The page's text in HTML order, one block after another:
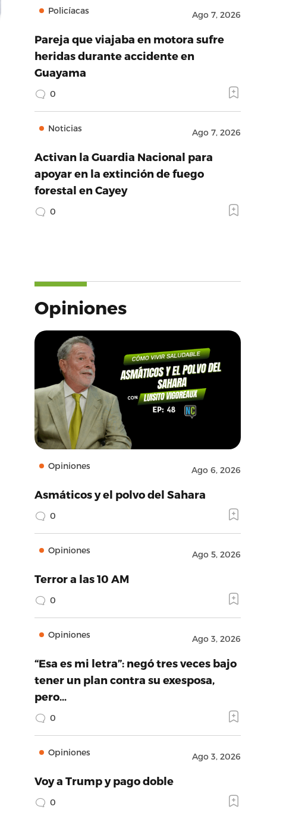
Policíacas Ago 7, 2026
Pareja que viajaba en motora sufre
heridas durante accidente en
Guayama
0
Noticias Ago 7, 2026
Activan la Guardia Nacional para
apoyar en la extinción de fuego
forestal en Cayey
0
Opiniones
Opiniones Ago 6, 2026
Asmáticos y el polvo del Sahara
0
Opiniones Ago 5, 2026
Terror a las 10 AM
0
Opiniones Ago 3, 2026
“Esa es mi letra”: negó tres veces bajo
tener un plan contra su exesposa,
pero…
0
Opiniones Ago 3, 2026
Voy a Trump y pago doble
0